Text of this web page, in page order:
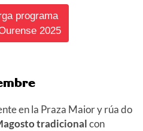
programa
2025
en la Praza Maior y rúa do
tradicionalcon